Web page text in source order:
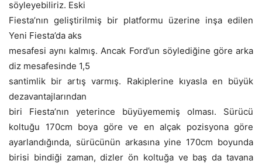
söyleyebiliriz. Eski
Fiesta’nın geliştirilmiş bir platformu üzerine inşa edilen
Yeni Fiesta’da aks
mesafesi aynı kalmış. Ancak Ford’un söylediğine göre arka
diz mesafesinde 1,5
santimlik bir artış varmış. Rakiplerine kıyasla en büyük
dezavantajlarından
biri Fiesta’nın yeterince büyüyememiş olması. Sürücü
koltuğu 170cm boya göre ve en alçak pozisyona göre
ayarlandığında, sürücünün arkasına yine 170cm boyunda
birisi bindiği zaman, dizler ön koltuğa ve baş da tavana